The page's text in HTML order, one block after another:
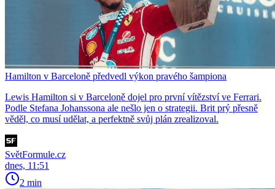
Hamilton v Barceloně předvedl výkon pravého šampiona
Lewis Hamilton si v Barceloně dojel pro první vítězství ve Ferrari.
Podle Stefana Johanssona ale nešlo jen o strategii. Brit prý přesně
věděl, co musí udělat, a perfektně svůj plán zrealizoval.
SvětFormule.cz
dnes, 11:51
2 min